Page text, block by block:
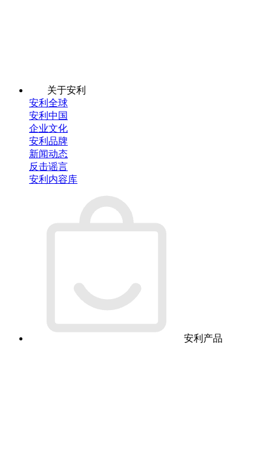
关于安利
安利全球
安利中国
企业文化
安利品牌
新闻动态
反击谣言
安利内容库
安利产品